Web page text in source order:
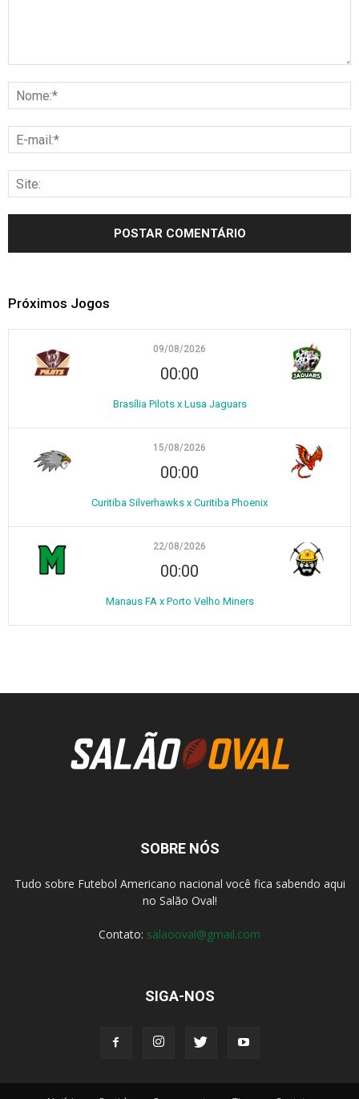
Próximos Jogos
09/08/2026
00:00
Brasília Pilots x Lusa Jaguars
15/08/2026
00:00
Curitiba Silverhawks x Curitiba Phoenix
22/08/2026
00:00
Manaus FA x Porto Velho Miners
SOBRE NÓS
Tudo sobre Futebol Americano nacional você fica sabendo aqui
no Salão Oval!
Contato: salaooval@gmail.com
SIGA-NOS